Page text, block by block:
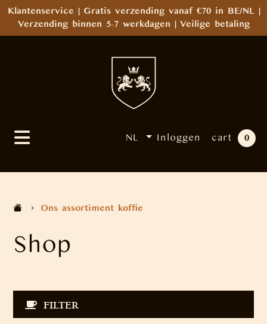
Klantenservice | Gratis verzending vanaf €70 in BE/NL |
Verzending binnen 5–7 werkdagen | Veilige betaling
NL Inloggen cart 0
Ons assortiment koffie
Shop
FILTER